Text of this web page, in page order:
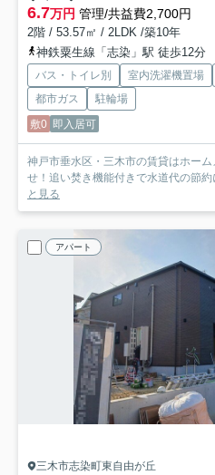
6.7万円 管理/共益費2,700円
2階 / 53.57㎡ / 2LDK /築10年
神鉄粟生線「志染」駅 徒歩12分
バス・トイレ別 室内洗濯機置場
都市ガス
駐輪場
敷0 即入居可
神戸市垂水区・三木市の賃貸はホー
せ！追い焚き機能付きで水道代の節
と見る
アパート
三木市志染町東自由が丘